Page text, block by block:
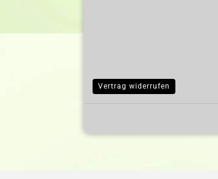
Vertrag widerrufen